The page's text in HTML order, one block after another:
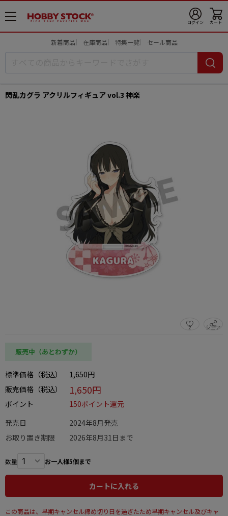
メ
ニ
ログイン カート
新着商品 在庫商品 特集一覧 セール商品
閃乱カグラ アクリルフィギュア vol.3 神楽
2 シェア
この商品をシェアする
販売中（あとわずか）
標準価格（税込）
1,650円
販売価格（税込）
1,650円
ポイント
150ポイント還元
発売日
2024年8月発売
お取り置き期限
2026年8月31日まで
数量 お一人様5個まで
カートに入れる
この商品は、早期キャンセル締め切り日を過ぎたため早期キャンセル及びキャ